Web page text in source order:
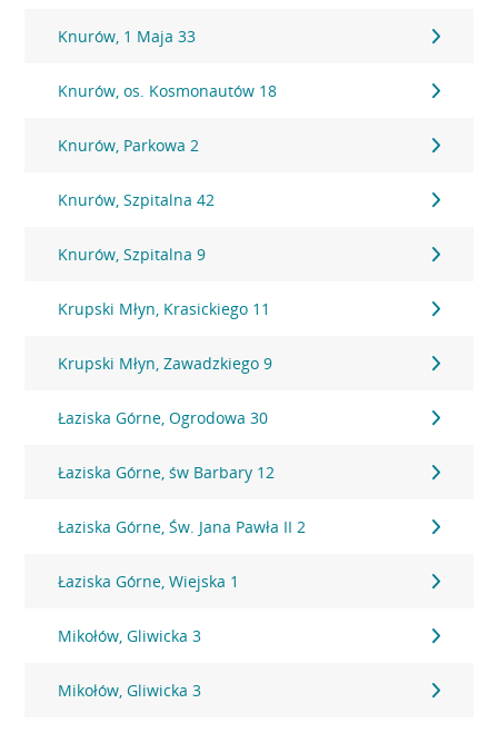
Knurów, 1 Maja 33
Knurów, os. Kosmonautów 18
Knurów, Parkowa 2
Knurów, Szpitalna 42
Knurów, Szpitalna 9
Krupski Młyn, Krasickiego 11
Krupski Młyn, Zawadzkiego 9
Łaziska Górne, Ogrodowa 30
Łaziska Górne, św Barbary 12
Łaziska Górne, Św. Jana Pawła II 2
Łaziska Górne, Wiejska 1
Mikołów, Gliwicka 3
Mikołów, Gliwicka 3